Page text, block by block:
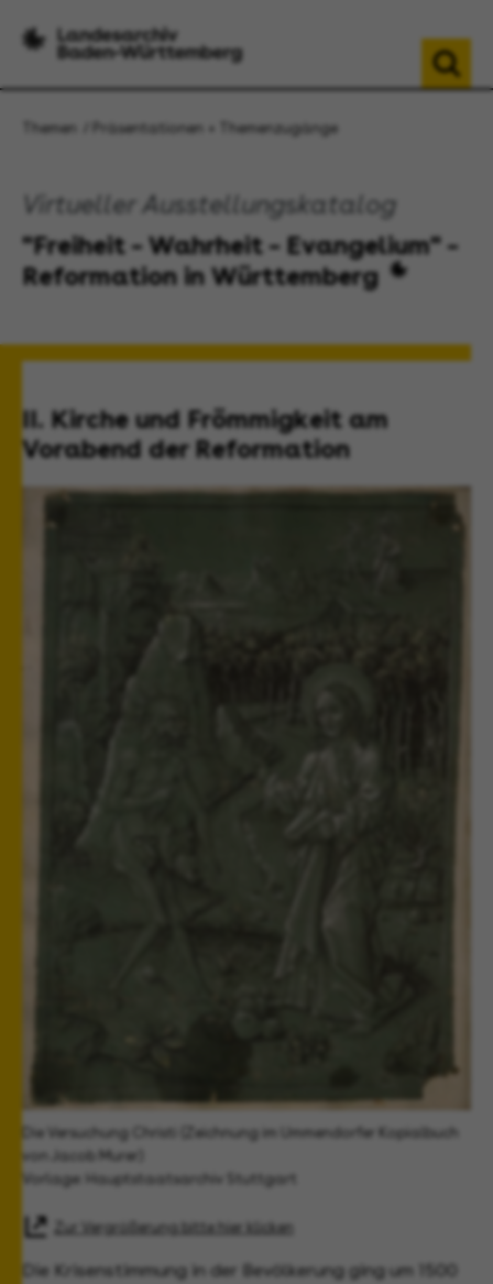
Themen Präsentationen + Themenzugänge
Virtueller Ausstellungskatalog
"Freiheit – Wahrheit – Evangelium" –
Reformation in Württemberg
II. Kirche und Frömmigkeit am
Vorabend der Reformation
Die Versuchung Christi (Zeichnung im Ummendorfer Kopialbuch
von Jacob Murer)
Vorlage: Hauptstaatsarchiv Stuttgart
Zur Vergrößerung bitte hier klicken
Die Krisenstimmung in der Bevölkerung ging um 1500